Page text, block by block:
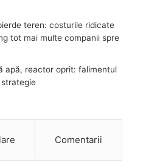
teren: costurile ridicate
tot mai multe companii spre
apă, reactor oprit: falimentul
Comentarii